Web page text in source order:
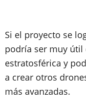
Si el proyecto se
podría ser muy útil
estratosférica y
a crear otros
más avanzadas.